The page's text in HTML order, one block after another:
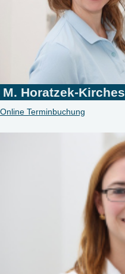
M. Horatzek-Kirches
Online Terminbuchung